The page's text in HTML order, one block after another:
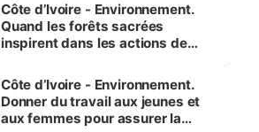
Côte d’Ivoire - Environnement.
Quand les forêts sacrées
inspirent dans les actions de
Côte d’Ivoire - Environnement.
Donner du travail aux jeunes et
aux femmes pour assurer la